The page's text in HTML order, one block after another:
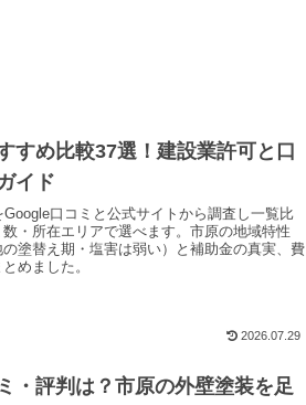
すめ比較37選！建設業許可と口
イド
口コミと公式サイトから調査し一覧比
・所在エリアで選べます。市原の地域特性
の塗替え期・塩害は弱い）と補助金の真実、費
めました。
2026.07.29
・評判は？市原の外壁塗装を足